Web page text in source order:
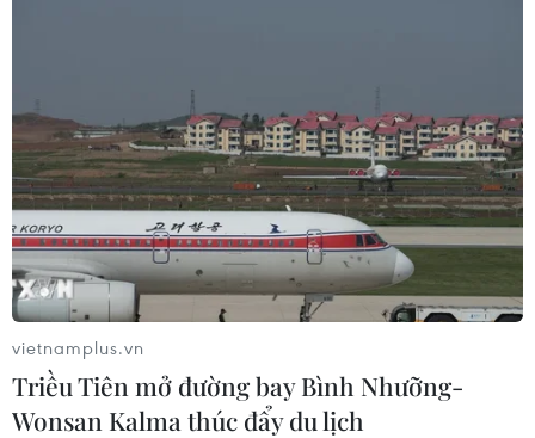
vietnamplus.vn
Triều Tiên mở đường bay Bình Nhưỡng-
Wonsan Kalma thúc đẩy du lịch